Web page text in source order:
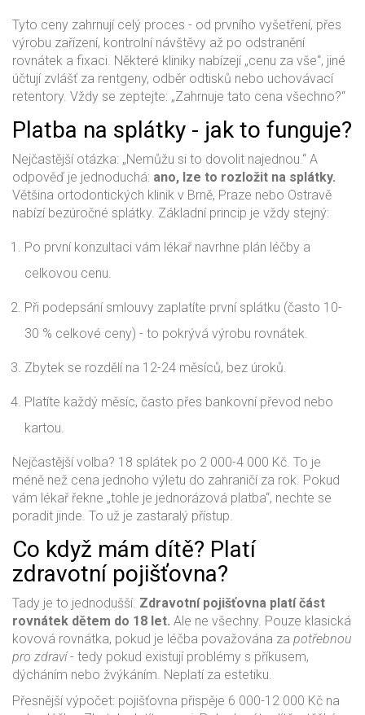
Tyto ceny zahrnují celý proces - od prvního vyšetření, přes
výrobu zařízení, kontrolní návštěvy až po odstranění
rovnátek a fixaci. Některé kliniky nabízejí „cenu za vše“, jiné
účtují zvlášť za rentgeny, odběr odtisků nebo uchovávací
retentory. Vždy se zeptejte: „Zahrnuje tato cena všechno?“
Platba na splátky - jak to funguje?
Nejčastější otázka: „Nemůžu si to dovolit najednou.“ A
odpověď je jednoduchá: ano, lze to rozložit na splátky.
Většina ortodontických klinik v Brně, Praze nebo Ostravě
nabízí bezúročné splátky. Základní princip je vždy stejný:
Po první konzultaci vám lékař navrhne plán léčby a
celkovou cenu.
Při podepsání smlouvy zaplatíte první splátku (často 10-
30 % celkové ceny) - to pokrývá výrobu rovnátek.
Zbytek se rozdělí na 12-24 měsíců, bez úroků.
Platíte každý měsíc, často přes bankovní převod nebo
kartou.
Nejčastější volba? 18 splátek po 2 000-4 000 Kč. To je
méně než cena jednoho výletu do zahraničí za rok. Pokud
vám lékař řekne „tohle je jednorázová platba“, nechte se
poradit jinde. To už je zastaralý přístup.
Co když mám dítě? Platí
zdravotní pojišťovna?
Tady je to jednodušší. Zdravotní pojišťovna platí část
rovnátek dětem do 18 let. Ale ne všechny. Pouze klasická
kovová rovnátka, pokud je léčba považována za potřebnou
pro zdraví- tedy pokud existují problémy s příkusem,
dýcháním nebo žvýkáním. Neplatí za estetiku.
Přesnější výpočet: pojišťovna přispěje 6 000-12 000 Kč na